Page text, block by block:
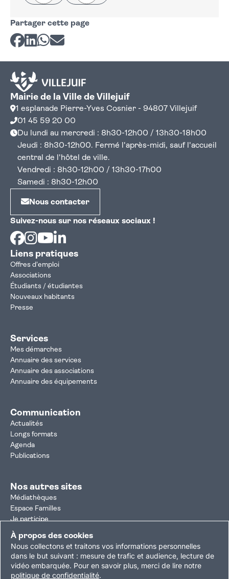
À propos des cookies
Nous collectons et traitons vos informations personnelles
dans le but suivant : mesure de trafic et audience, lecture de
vidéo embarquée. Pour en savoir plus, merci de lire notre
politique de confidentialité.
Partager cette page
Partager sur Facebook
Partager sur LinkedIn
Partager sur Whatsapp
Partager par courriel
Mairie de la Ville de Villejuif
1 esplanade Pierre-Yves Cosnier - 94807 Villejuif
01 45 59 20 00
Du lundi au mercredi : 8h30-12h00 / 13h30-18h00
Jeudi : 8h30-12h00. Fermé l'après-midi, sauf l'accueil
central de l'hôtel de ville.
Vendredi : 8h30-12h00 / 13h30-17h00
Samedi : 8h30-12h00
Nous contacter
Suivez-nous sur nos réseaux sociaux !
Facebook
Instagram
Youtube
Liens pratiques
Offres d'emploi
Associations
Étudiants / étudiantes
Nouveaux habitants
Presse
Services
Mes démarches
Annuaire des services
Annuaire des associations
Annuaire des équipements
Communication
Actualités
Longs formats
Agenda
Publications
Nos autres sites
Médiathèques
Espace Familles
Je participe
Autorisation d'urbanisme
Résultats électoraux
Plan du site Nous contacterMentions légales
Politique de confidentialitéAccessibilité : partiellement conforme